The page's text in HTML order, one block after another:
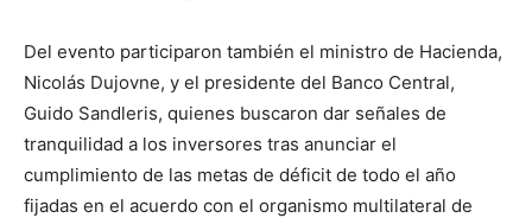
Del evento participaron también el ministro de Hacienda,
Nicolás Dujovne, y el presidente del Banco Central,
Guido Sandleris, quienes buscaron dar señales de
tranquilidad a los inversores tras anunciar el
cumplimiento de las metas de déficit de todo el año
fijadas en el acuerdo con el organismo multilateral de